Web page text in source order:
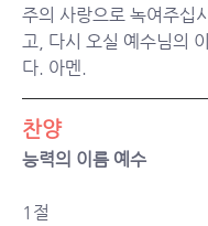
주의 사랑으로 녹여주십
고, 다시 오실 예수님의
다. 아멘.
찬양
능력의 이름 예수
1절